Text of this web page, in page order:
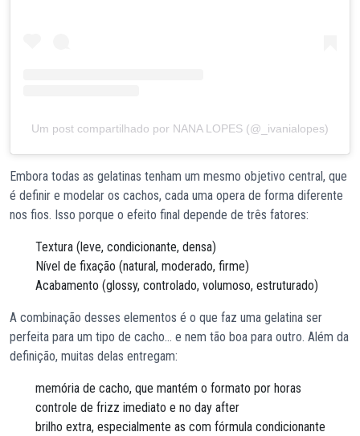
Um post compartilhado por NANA LOPES (@_ivanialopes)
Embora todas as gelatinas tenham um mesmo objetivo central, que
é definir e modelar os cachos, cada uma opera de forma diferente
nos fios. Isso porque o efeito final depende de três fatores:
Textura (leve, condicionante, densa)
Nível de fixação (natural, moderado, firme)
Acabamento (glossy, controlado, volumoso, estruturado)
A combinação desses elementos é o que faz uma gelatina ser
perfeita para um tipo de cacho… e nem tão boa para outro. Além da
definição, muitas delas entregam:
memória de cacho, que mantém o formato por horas
controle de frizz imediato e no day after
brilho extra, especialmente as com fórmula condicionante